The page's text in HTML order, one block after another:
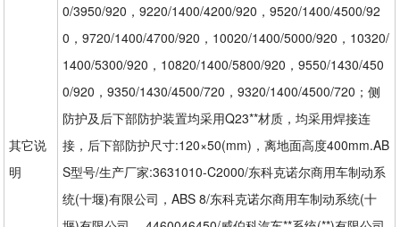
其它说
明
0/3950/920，9220/1400/4200/920，9520/1400/4500/92
0，9720/1400/4700/920，10020/1400/5000/920，10320/
1400/5300/920，10820/1400/5800/920，9550/1430/450
0/920，9350/1430/4500/720，9320/1400/4500/720；侧
防护及后下部防护装置均采用Q23**材质，均采用焊接连
接，后下部防护尺寸:120×50(mm)，离地面高度400mm.AB
S型号/生产厂家:3631010-C2000/东科克诺尔商用车制动系
统(十堰)有限公司，ABS 8/东科克诺尔商用车制动系统(十